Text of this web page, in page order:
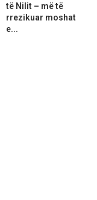
të Nilit – më të
rrezikuar moshat
e...